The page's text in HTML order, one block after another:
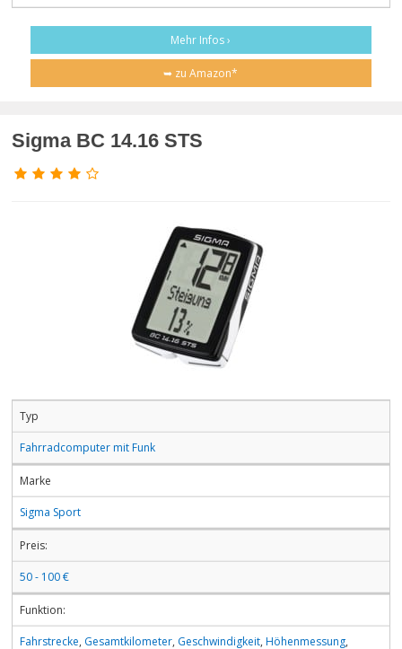
Mehr Infos ›
➥ zu Amazon*
Sigma BC 14.16 STS
Typ
Fahrradcomputer mit Funk
Marke
Sigma Sport
Preis:
50 - 100 €
Funktion:
Fahrstrecke, Gesamtkilometer, Geschwindigkeit, Höhenmessung,